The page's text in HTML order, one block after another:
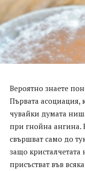
Вероятно знаете
Първата асоциация,
чувайки думата
при гнойна ангина.
свършват само до
защо
присъстват във